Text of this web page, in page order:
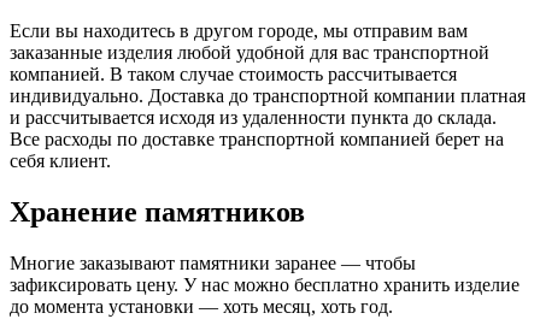
Если вы находитесь в другом городе, мы отправим вам
заказанные изделия любой удобной для вас транспортной
компанией. В таком случае стоимость рассчитывается
индивидуально. Доставка до транспортной компании платная
и рассчитывается исходя из удаленности пункта до склада.
Все расходы по доставке транспортной компанией берет на
себя клиент.
Хранение памятников
Многие заказывают памятники заранее — чтобы
зафиксировать цену. У нас можно бесплатно хранить изделие
до момента установки — хоть месяц, хоть год.